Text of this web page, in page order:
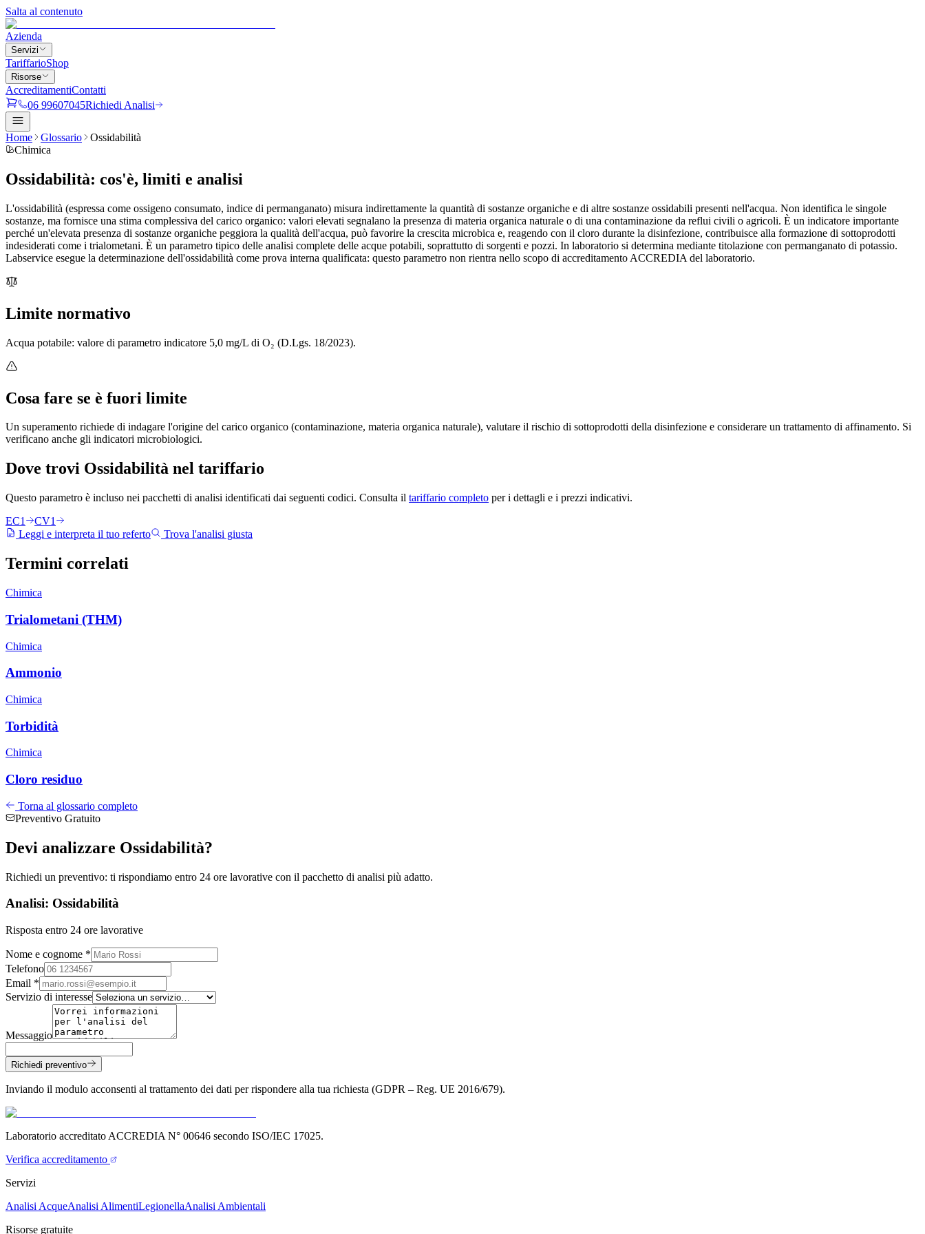
Salta al contenuto
Azienda
Servizi
TariffarioShop
Risorse
AccreditamentiContatti
06 99607045Richiedi Analisi
Home Glossario
Ossidabilità
Chimica
Ossidabilità: cos'è, limiti e analisi
L'ossidabilità (espressa come ossigeno consumato, indice di permanganato) misura indirettamente la quantità di sostanze organiche e di altre sostanze ossidabili presenti nell'acqua. Non identifica le singole
sostanze, ma fornisce una stima complessiva del carico organico: valori elevati segnalano la presenza di materia organica naturale o di una contaminazione da reflui civili o agricoli. È un indicatore importante
perché un'elevata presenza di sostanze organiche peggiora la qualità dell'acqua, può favorire la crescita microbica e, reagendo con il cloro durante la disinfezione, contribuisce alla formazione di sottoprodotti
indesiderati come i trialometani. È un parametro tipico delle analisi complete delle acque potabili, soprattutto di sorgenti e pozzi. In laboratorio si determina mediante titolazione con permanganato di potassio.
Labservice esegue la determinazione dell'ossidabilità come prova interna qualificata: questo parametro non rientra nello scopo di accreditamento ACCREDIA del laboratorio.
Limite normativo
Acqua potabile: valore di parametro indicatore 5,0 mg/L di O₂ (D.Lgs. 18/2023).
Cosa fare se è fuori limite
Un superamento richiede di indagare l'origine del carico organico (contaminazione, materia organica naturale), valutare il rischio di sottoprodotti della disinfezione e considerare un trattamento di affinamento. Si
verificano anche gli indicatori microbiologici.
Dove trovi Ossidabilità nel tariffario
Questo parametro è incluso nei pacchetti di analisi identificati dai seguenti codici. Consulta il tariffario completo per i dettagli e i prezzi indicativi.
EC1
CV1
Leggi e interpreta il tuo referto
Trova l'analisi giusta
Termini correlati
Chimica
Trialometani (THM)
Chimica
Ammonio
Chimica
Torbidità
Chimica
Cloro residuo
Torna al glossario completo
Preventivo Gratuito
Devi analizzare Ossidabilità?
Richiedi un preventivo: ti rispondiamo entro 24 ore lavorative con il pacchetto di analisi più adatto.
Analisi: Ossidabilità
Risposta entro 24 ore lavorative
Nome e cognome *
Telefono
Email *
Servizio di interesse
Messaggio
Richiedi preventivo
Inviando il modulo acconsenti al trattamento dei dati per rispondere alla tua richiesta (GDPR – Reg. UE 2016/679).
Laboratorio accreditato ACCREDIA N° 00646 secondo ISO/IEC 17025.
Verifica accreditamento
Servizi
Analisi AcqueAnalisi AlimentiLegionellaAnalisi Ambientali
Risorse gratuite